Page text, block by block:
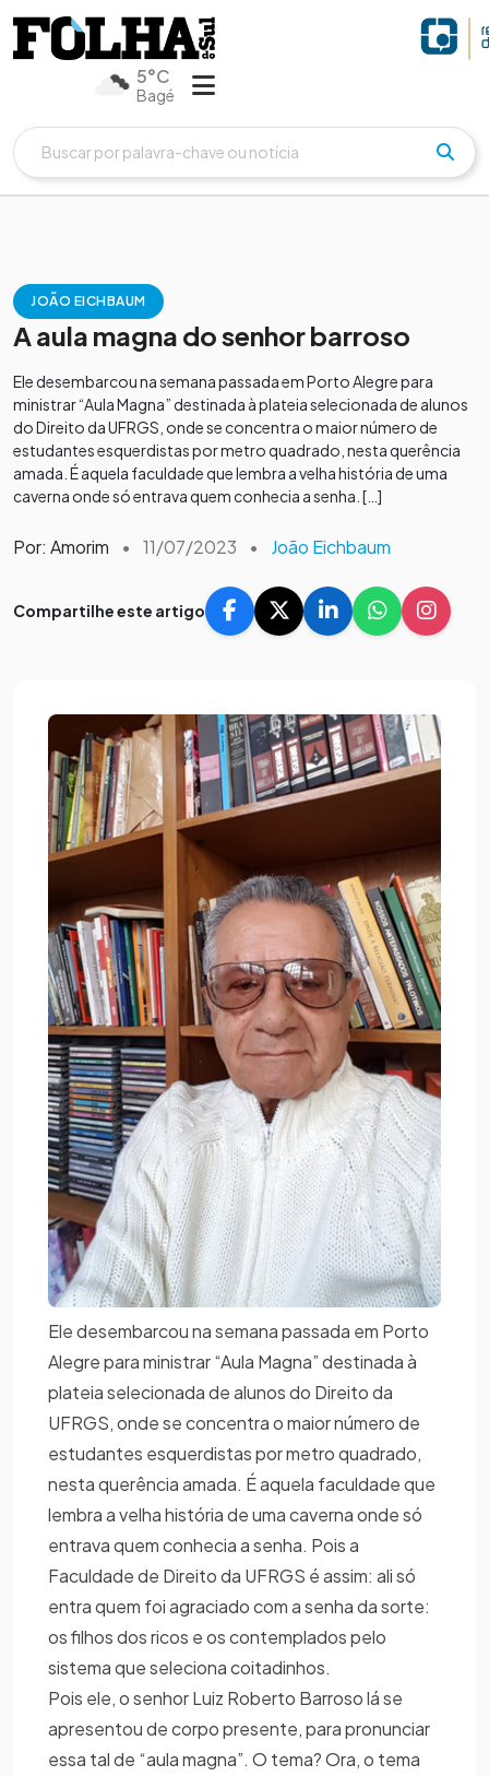
5°C
Bagé
JOÃO EICHBAUM
A aula magna do senhor barroso
Ele desembarcou na semana passada em Porto Alegre para
ministrar “Aula Magna” destinada à plateia selecionada de alunos
do Direito da UFRGS, onde se concentra o maior número de
estudantes esquerdistas por metro quadrado, nesta querência
amada. É aquela faculdade que lembra a velha história de uma
caverna onde só entrava quem conhecia a senha. […]
Por: Amorim • 11/07/2023 • João Eichbaum
Compartilhe este artigo
Ele desembarcou na semana passada em Porto
Alegre para ministrar “Aula Magna” destinada à
plateia selecionada de alunos do Direito da
UFRGS, onde se concentra o maior número de
estudantes esquerdistas por metro quadrado,
nesta querência amada. É aquela faculdade que
lembra a velha história de uma caverna onde só
entrava quem conhecia a senha. Pois a
Faculdade de Direito da UFRGS é assim: ali só
entra quem foi agraciado com a senha da sorte:
os filhos dos ricos e os contemplados pelo
sistema que seleciona coitadinhos.
Pois ele, o senhor Luiz Roberto Barroso lá se
apresentou de corpo presente, para pronunciar
essa tal de “aula magna”. O tema? Ora, o tema